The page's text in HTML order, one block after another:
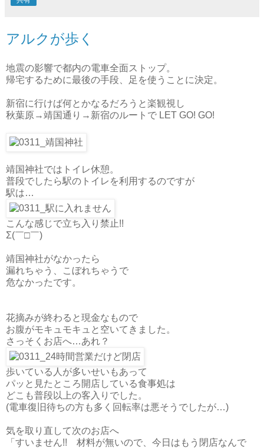
アルクが歩く
地震の影響で都内の電車全面ストップ。
帰宅するために最後の手段、足を使うことに決定。
新宿に行けば何とかなるだろうと楽観視し
秋葉原→靖国通り→新宿のルートで LET GO! GO!
靖国神社ではトイレ休憩。
普段でしたら駅のトイレを利用するのですが
駅は…
こんな感じで立ち入り禁止!!
Σ(￣□￣)
靖国神社がなかったら
漏れちゃう、こぼれちゃうで
危なかったです。
花摘みが終わると現金なもので
お腹がモキュモキュと空いてきました。
さっそくお店へ…あれ？
歩いている人が多いせいもあって
パッと見たところ開店している食事処は
どこも普段以上の客入りでした。
(電車復旧待ちの方も多く回転率は悪そうでしたが…)
気を取り直して次のお店へ
「すいません!! 材料が無いので、今日はもう閉店なんで